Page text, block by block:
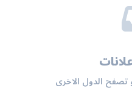
تصفح الدول الاخرى